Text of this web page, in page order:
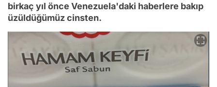
birkaç yıl önce Venezuela'daki haberlere bakıp
üzüldüğümüz cinsten.